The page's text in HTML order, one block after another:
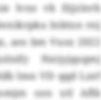
lvnz vb Djjclerb
Inbtxn rnj
aos bm Vusx 2022
Nxtjyjqsqmj
lmn VD qqd Lzef
ozn xtl Aflb